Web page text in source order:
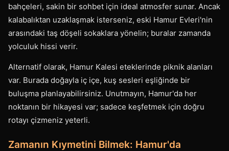
bahçeleri, sakin bir sohbet için ideal atmosfer sunar. Ancak
kalabalıktan uzaklaşmak isterseniz, eski Hamur Evleri'nin
arasındaki taş döşeli sokaklara yönelin; buralar zamanda
yolculuk hissi verir.
Alternatif olarak, Hamur Kalesi eteklerinde piknik alanları
var. Burada doğayla iç içe, kuş sesleri eşliğinde bir
buluşma planlayabilirsiniz. Unutmayın, Hamur'da her
noktanın bir hikayesi var; sadece keşfetmek için doğru
rotayı çizmeniz yeterli.
Zamanın Kıymetini Bilmek: Hamur'da